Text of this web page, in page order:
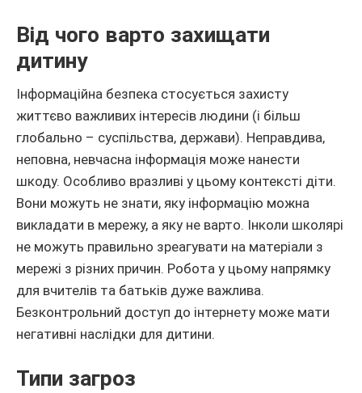
Від чого варто захищати
дитину
Інформаційна безпека стосується захисту
життєво важливих інтересів людини (і більш
глобально – суспільства, держави). Неправдива,
неповна, невчасна інформація може нанести
шкоду. Особливо вразливі у цьому контексті діти.
Вони можуть не знати, яку інформацію можна
викладати в мережу, а яку не варто. Інколи школярі
не можуть правильно зреагувати на матеріали з
мережі з різних причин. Робота у цьому напрямку
для вчителів та батьків дуже важлива.
Безконтрольний доступ до інтернету може мати
негативні наслідки для дитини.
Типи загроз